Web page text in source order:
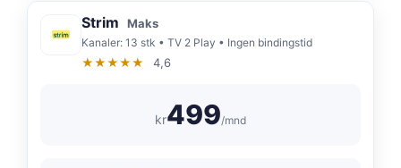
Strim Maks
Kanaler: 13 stk • TV 2 Play • Ingen bindingstid
★★★★★ 4,6
kr499/mnd